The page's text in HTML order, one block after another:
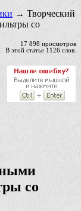
→ Творческий
со
17 898 просмотров
В этой статье 1126 слов.
со